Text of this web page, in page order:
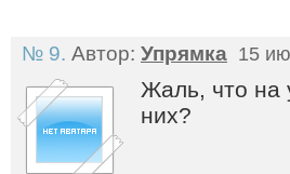
№ 9. Автор: Упрямка 15
Жаль, что на
них?